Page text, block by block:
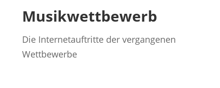
Musikwettbewerb
Die Internetauftritte der vergangenen
Wettbewerbe